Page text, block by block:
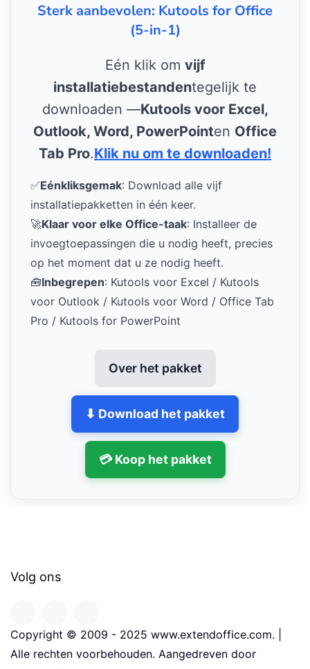
Sterk aanbevolen: Kutools for Office
(5-in-1)
Eén klik om vijf
installatiebestandentegelijk te
downloaden —Kutools voor Excel,
Outlook, Word, PowerPointen Office
Tab Pro.Klik nu om te downloaden!
✅Eénkliksgemak: Download alle vijf
installatiepakketten in één keer.
🚀Klaar voor elke Office-taak: Installeer de
invoegtoepassingen die u nodig heeft, precies
op het moment dat u ze nodig heeft.
🧰Inbegrepen: Kutools voor Excel / Kutools
voor Outlook / Kutools voor Word / Office Tab
Pro / Kutools for PowerPoint
Over het pakket
⬇ Download het pakket
💳 Koop het pakket
Volg ons
Copyright © 2009 - 2025 www.extendoffice.com. |
Alle rechten voorbehouden. Aangedreven door